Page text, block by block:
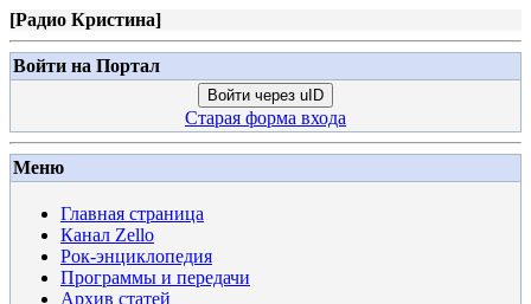
[Радио Кристина]
Войти на Портал
Войти через uID
Старая форма входа
Меню
Главная страница
Канал Zello
Рок-энциклопедия
Программы и передачи
Архив статей